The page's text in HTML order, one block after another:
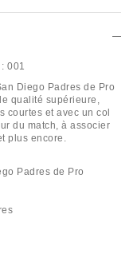
001
Diego Padres de Pro
qualité supérieure,
courtes et avec un col
du match, à associer
plus encore.
Padres de Pro